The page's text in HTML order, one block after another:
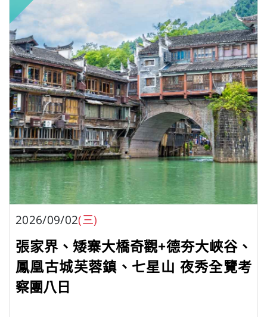
2026/09/02(三)
張家界、矮寨大橋奇觀+德夯大峽谷、
鳳凰古城芙蓉鎮、七星山 夜秀全覽考
察團八日